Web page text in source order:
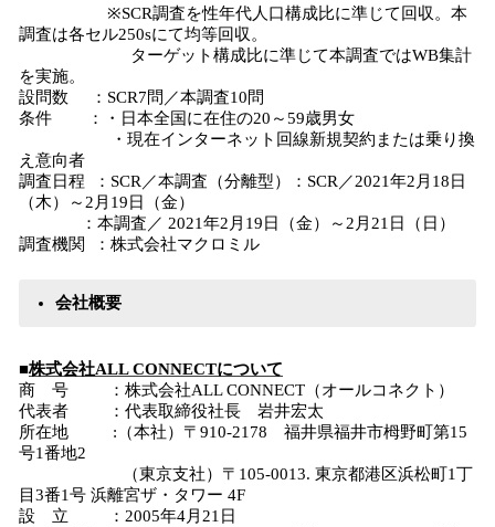
※SCR調査を性年代人口構成比に準じて回収。本
調査は各セル250sにて均等回収。
ターゲット構成比に準じて本調査ではWB集計
を実施。
設問数 ：SCR7問／本調査10問
条件 ：・日本全国に在住の20～59歳男女
・現在インターネット回線新規契約または乗り換
え意向者
調査日程 ：SCR／本調査（分離型）：SCR／2021年2月18日
（木）～2月19日（金）
：本調査／ 2021年2月19日（金）～2月21日（日）
調査機関 ：株式会社マクロミル
会社概要
■株式会社ALL CONNECTについて
商 号 ：株式会社ALL CONNECT（オールコネクト）
代表者 ：代表取締役社長 岩井宏太
所在地 :（本社）〒910-2178 福井県福井市栂野町第15
号1番地2
（東京支社）〒105-0013. 東京都港区浜松町1丁
目3番1号 浜離宮ザ・タワー 4F
設 立 ：2005年4月21日